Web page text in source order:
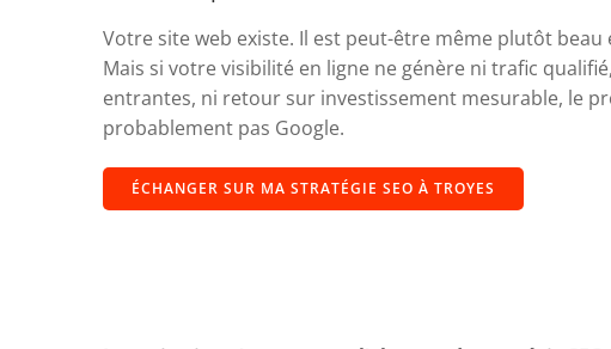
Votre site web existe. Il est peut-être même plutôt beau
Mais si votre visibilité en ligne ne génère ni trafic
entrantes, ni retour sur investissement mesurable, le
probablement pas Google.
ÉCHANGER SUR MA STRATÉGIE SEO À TROYES